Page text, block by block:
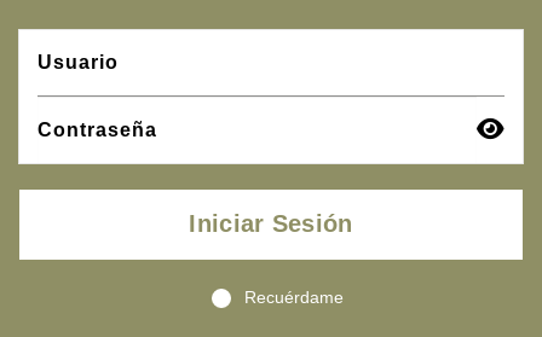
Iniciar Sesión
Recuérdame